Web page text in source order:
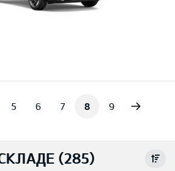
5 6 7 8 9
(285)